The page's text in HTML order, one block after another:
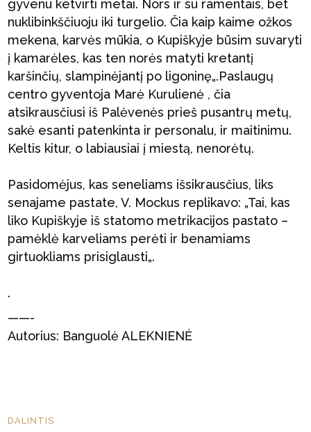
gyvenu ketvirti metai. Nors ir su ramentais, bet
nuklibinkščiuoju iki turgelio. Čia kaip kaime ožkos
mekena, karvės mūkia, o Kupiškyje būsim suvaryti
į kamarėles, kas ten norės matyti kretantį
karšinčių, slampinėjantį po ligoninę„.Paslaugų
centro gyventoja Marė Kurulienė , čia
atsikrausčiusi iš Palėvenės prieš pusantrų metų,
sakė esanti patenkinta ir personalu, ir maitinimu.
Keltis kitur, o labiausiai į miestą, nenorėtų.
Pasidomėjus, kas seneliams išsikrausčius, liks
senajame pastate, V. Mockus replikavo: „Tai, kas
liko Kupiškyje iš statomo metrikacijos pastato –
pamėklė karveliams perėti ir benamiams
girtuokliams prisiglausti„.
.
——-
Autorius: Banguolė ALEKNIENĖ
DALINTIS